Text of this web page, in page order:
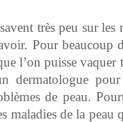
très peu sur les
Pour beaucoup
l’on puisse
pour
de peau.
maladies de la